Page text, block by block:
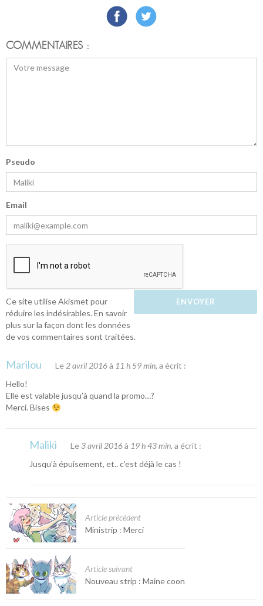
COMMENTAIRES :
Pseudo
Email
Ce site utilise Akismet pour
réduire les indésirables. En savoir
plus sur la façon dont les données
de vos commentaires sont traitées.
Marilou Le 2 avril 2016à 11 h 59 min, a écrit :
Hello!
Elle est valable jusqu’à quand la promo…?
Merci. Bises
Maliki Le 3 avril 2016à 19 h 43 min, a écrit :
Jusqu’à épuisement, et.. c’est déjà le cas !
Article précédent
Ministrip : Merci
Article suivant
Nouveau strip : Maine coon